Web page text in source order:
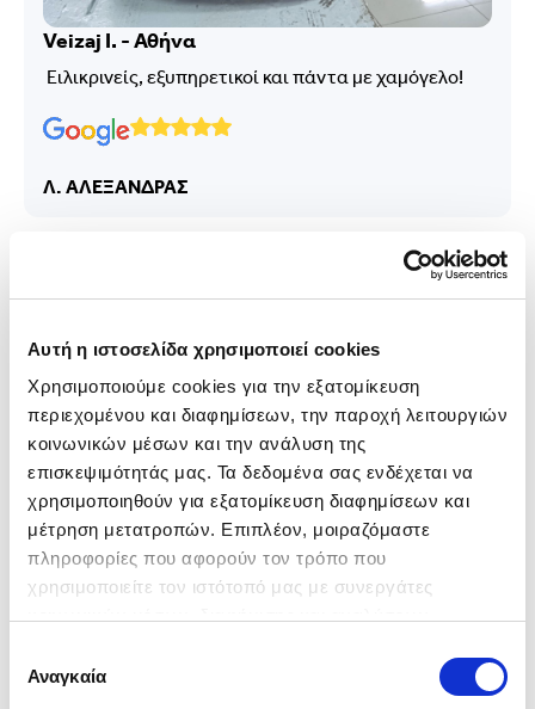
Αυτή η ιστοσελίδα χρησιμοποιεί cookies
Χρησιμοποιούμε cookies για την εξατομίκευση
περιεχομένου και διαφημίσεων, την παροχή λειτουργιών
κοινωνικών μέσων και την ανάλυση της
επισκεψιμότητάς μας. Τα δεδομένα σας ενδέχεται να
χρησιμοποιηθούν για εξατομίκευση διαφημίσεων και
μέτρηση μετατροπών. Επιπλέον, μοιραζόμαστε
πληροφορίες που αφορούν τον τρόπο που
χρησιμοποιείτε τον ιστότοπό μας με συνεργάτες
Δεδομένων Google
), οι οποίοι ενδεχομένως να τις
συνδυάσουν με άλλες πληροφορίες που τους έχετε
συγκατάθεσης
Αναγκαία
Veizaj I. - Αθήνα
Ειλικρινείς, εξυπηρετικοί και πάντα με χαμόγελο!
Λ. ΑΛΕΞΑΝΔΡΑΣ
John N. - Θήβα